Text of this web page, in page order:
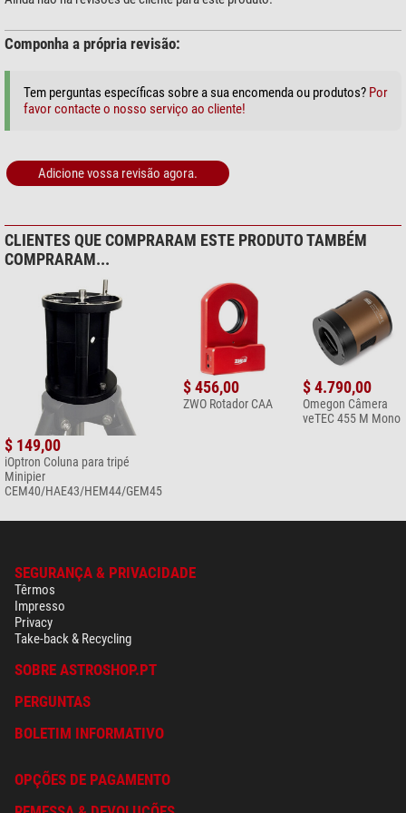
Componha a própria revisão:
Tem perguntas específicas sobre a sua encomenda ou produtos? Por
favor contacte o nosso serviço ao cliente!
Adicione vossa revisão agora.
CLIENTES QUE COMPRARAM ESTE PRODUTO TAMBÉM
COMPRARAM...
$ 149,00
iOptron Coluna para tripé
Minipier
CEM40/HAE43/HEM44/GEM45
$ 456,00
ZWO Rotador CAA
$ 4.790,00
Omegon Câmera
veTEC 455 M Mono
SEGURANÇA & PRIVACIDADE
Têrmos
Impresso
Privacy
Take-back & Recycling
SOBRE ASTROSHOP.PT
PERGUNTAS
BOLETIM INFORMATIVO
OPÇÕES DE PAGAMENTO